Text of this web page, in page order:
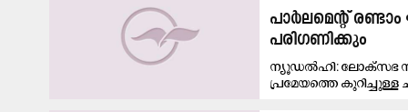
പാർലമെന്റ്
പരിഗണിക്കും
ന്യൂഡൽഹി: ലോക്സഭ
പ്രമേയത്തെ കുറിച്ചുള്ള